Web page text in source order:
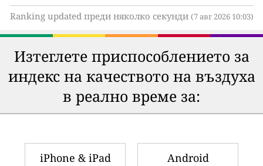
Ranking updated преди няколко секунди (7 авг 2026 10:03)
Изтеглете приспособлението за
индекс на качеството на въздуха
в реално време за:
iPhone & iPad Android